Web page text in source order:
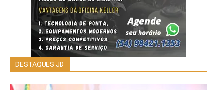
DESTAQUES JD